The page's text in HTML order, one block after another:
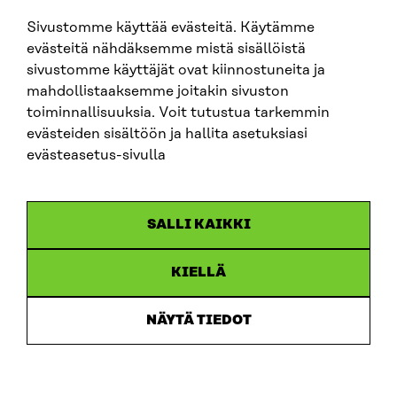
Sivustomme käyttää evästeitä. Käytämme
evästeitä nähdäksemme mistä sisällöistä
sivustomme käyttäjät ovat kiinnostuneita ja
mahdollistaaksemme joitakin sivuston
toiminnallisuuksia. Voit tutustua tarkemmin
evästeiden sisältöön ja hallita asetuksiasi
evästeasetus-sivulla
SALLI KAIKKI
KIELLÄ
NÄYTÄ TIEDOT
SITRA PÅ SOCIALA MEDIER
LinkedIn
Instagram
YouTube
Tillgänglighetsutredning
Beskrivning av handlingsoffentligheten